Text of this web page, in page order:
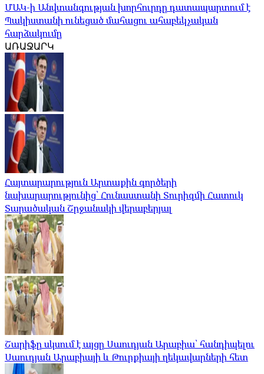
ՄԱԿ-ի Անվտանգության խորհուրդը դատապարտում է
Պակիստանի ունեցած մահացու ահաբեկչական
հարձակումը
ԱՌԱՋԱՐԿ
Հայտարարություն Արտաքին գործերի
նախարարությունից՝ Հունաստանի Տուրիզմի Հատուկ
Տարածական Շրջանակի վերաբերյալ
Շարիֆը սկսում է այցը Սաուդյան Արաբիա՝ հանդիպելու
Սաուդյան Արաբիայի և Թուրքիայի ղեկավարների հետ